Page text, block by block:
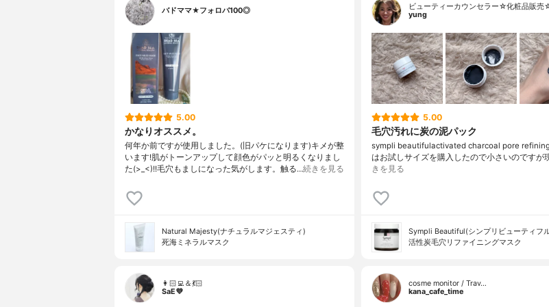
バドママ★フォロバ100◎
5.00
かなりオススメ。
何年か前ですが使用しました。(旧パケになります)キメが整
います!肌がトーンアップして顔色がパッと明るくなりまし
た(>_<)!!毛穴もましになった気がします。触る…続きを見る
Natural Majesty(ナチュラルマジェスティ)
死海ミネラルマスク
ビューティーカウンセラー☆化粧品販
yung
5.00
毛穴汚れに炭の泥パック
sympli beautifulactivated charcoal pore
はお試しサイズを購入したので小さいのですが
きを見る
Sympli Beautiful(シンプリビューティフ
活性炭毛穴リファイニングマスク
👩🏻‍💻＆💃🏻
SaE💜
cosme monitor / Trav…
kana_cafe_time